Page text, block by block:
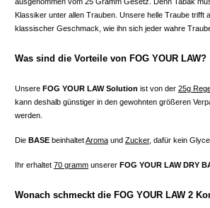
Klassiker unter allen Trauben. Unsere helle Traube trifft
klassischer Geschmack, wie ihn sich jeder wahre
Was sind die Vorteile von FOG YOUR LAW?
Unsere FOG YOUR LAW Solution ist von der 25g
kann deshalb günstiger in den gewohnten größeren
werden.
Die BASE beinhaltetAroma und Zucker, dafür kein
Ihr erhaltet 70 gramm unserer FOG YOUR LAW DRY
Wonach schmeckt die FOG YOUR LAW 2